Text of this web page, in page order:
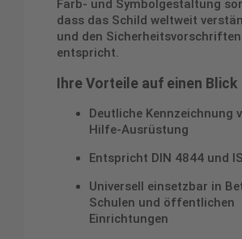
Farb- und Symbolgestaltung
dass das Schild weltweit
und den Sicherheitsvorschriften
entspricht.
Ihre Vorteile auf einen Blick
Deutliche Kennzeichnung
Hilfe-Ausrüstung
Entspricht DIN 4844 und
Universell einsetzbar in
Schulen und öffentlichen
Einrichtungen